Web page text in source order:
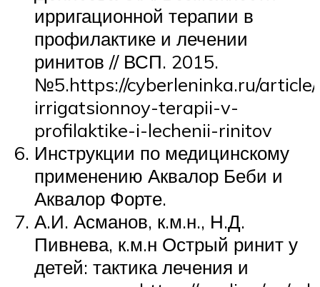
ирригационной терапии в
профилактике и лечении
ринитов // ВСП. 2015.
№5.https://cyberleninka.ru/
irrigatsionnoy-terapii-v-
profilaktike-i-lechenii-rinitov
Инструкции по медицинскому
применению Аквалор Беби и
Аквалор Форте.
А.И. Асманов, к.м.н., Н.Д.
Пивнева, к.м.н Острый ринит у
детей: тактика лечения и